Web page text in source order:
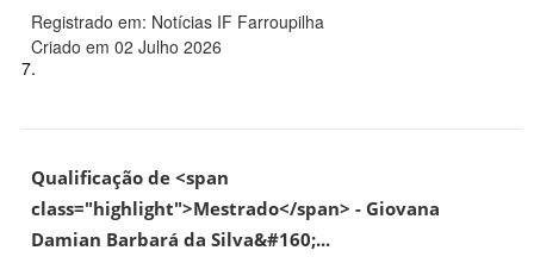
Registrado em: Notícias IF Farroupilha
Criado em 02 Julho 2026
7.
Qualificação de <span
class="highlight">Mestrado</span> - Giovana
Damian Barbará da Silva&#160;...